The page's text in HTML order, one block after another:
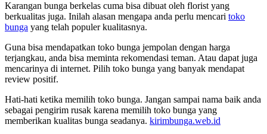
Karangan bunga berkelas cuma bisa dibuat oleh florist yang
berkualitas juga. Inilah alasan mengapa anda perlu mencari toko
bunga yang telah populer kualitasnya.
Guna bisa mendapatkan toko bunga jempolan dengan harga
terjangkau, anda bisa meminta rekomendasi teman. Atau dapat juga
mencarinya di internet. Pilih toko bunga yang banyak mendapat
review positif.
Hati-hati ketika memilih toko bunga. Jangan sampai nama baik anda
sebagai pengirim rusak karena memilih toko bunga yang
memberikan kualitas bunga seadanya. kirimbunga.web.id